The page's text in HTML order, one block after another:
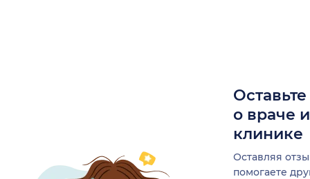
о враче
клинике
Оставляя
помогаете